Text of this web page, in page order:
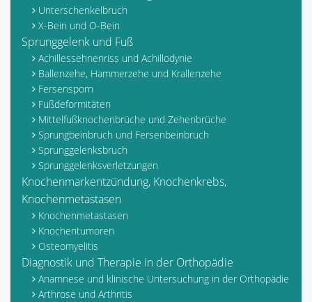
Unterschenkelbruch
X-Bein und O-Bein
Sprunggelenk und Fuß
Achillessehnenriss und Achillodynie
Ballenzehe, Hammerzehe und Krallenzehe
Fersensporn
Fußdeformitäten
Mittelfußknochenbrüche und Zehenbrüche
Sprungbeinbruch und Fersenbeinbruch
Sprunggelenksbruch
Sprunggelenksverletzungen
Knochenmarkentzündung, Knochenkrebs,
Knochenmetastasen
Knochenmetastasen
Knochentumoren
Osteomyelitis
Diagnostik und Therapie in der Orthopädie
Anamnese und klinische Untersuchung in der Orthopädie
Arthrose und Arthritis